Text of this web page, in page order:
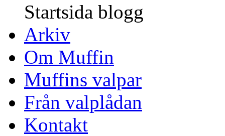
Startsida blogg
Arkiv
Om Muffin
Muffins valpar
Från valplådan
Kontakt